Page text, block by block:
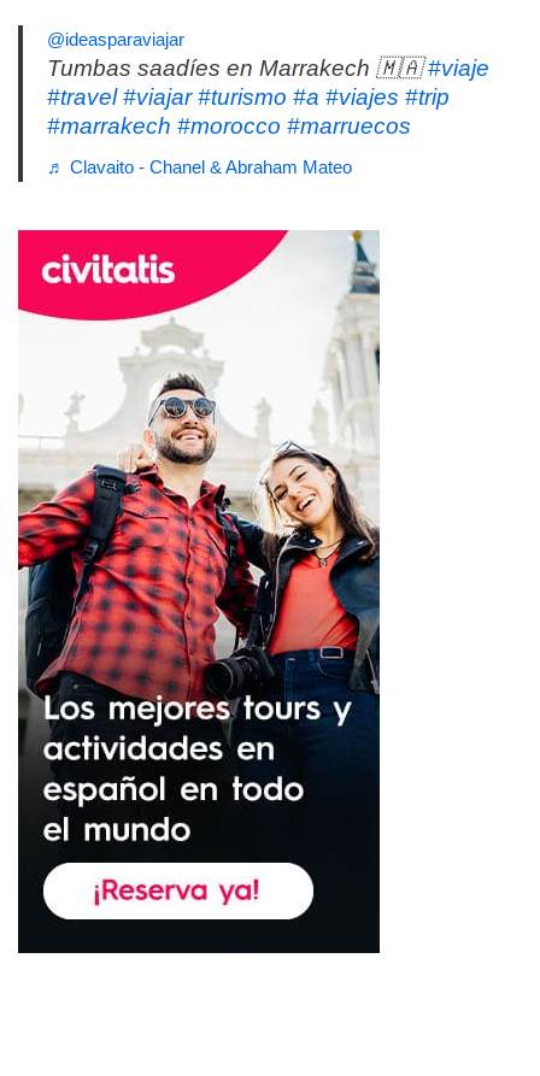
@ideasparaviajar
Tumbas saadíes en Marrakech 🇲🇦#viaje
#travel #viajar #turismo #a #viajes #trip
#marrakech #morocco #marruecos
♬ Clavaito - Chanel & Abraham Mateo